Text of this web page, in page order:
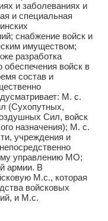
и заболеваниях и
и специальная
снабжение войск и
имуществом;
разработка
войск в
состав и
М. с.
(Сухопутных,
Сил, войск
назначения); М. с.
учреждения и
управлению МО;
армии. В
М.с., которая
войсковых
и М.с.